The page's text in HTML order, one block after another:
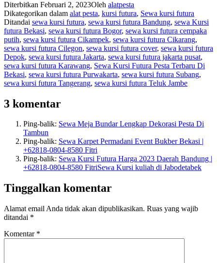
Diterbitkan Februari 2, 2023Oleh alatpesta
Dikategorikan dalam alat pesta, kursi futura, Sewa kursi futura
Ditandai sewa kursi futura, sewa kursi futura Bandung, sewa Kursi
futura Bekasi, sewa kursi futura Bogor, sewa kursi futura cempaka
putih, sewa kursi futura Cikampek, sewa kursi futura Cikarang,
sewa kursi futura Cilegon, sewa kursi futura cover, sewa kursi futura
Depok, sewa kursi futura Jakarta, sewa kursi futura jakarta pusat,
sewa kursi futura Karawang, Sewa Kursi Futura Pesta Terbaru Di
Bekasi, sewa kursi futura Purwakarta, sewa kursi futura Subang,
sewa kursi futura Tangerang, sewa kursi futura Teluk Jambe
3 komentar
Ping-balik: Sewa Meja Bundar Lengkap Dekorasi Pesta Di
Tambun
Ping-balik: Sewa Karpet Permadani Event Bukber Bekasi |
+62818-0804-8580 Fitri
Ping-balik: Sewa Kursi Futura Harga 2023 Daerah Bandung |
+62818-0804-8580 FitriSewa Kursi kuliah di Jabodetabek
Tinggalkan komentar
Alamat email Anda tidak akan dipublikasikan. Ruas yang wajib
ditandai *
Komentar *